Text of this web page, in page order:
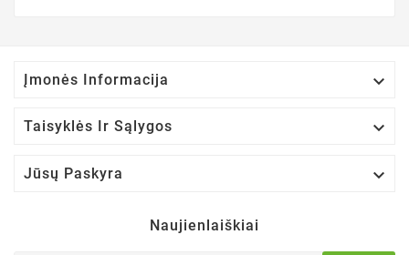
Įmonės Informacija 
Taisyklės Ir Sąlygos 
Jūsų Paskyra 
Naujienlaiškiai